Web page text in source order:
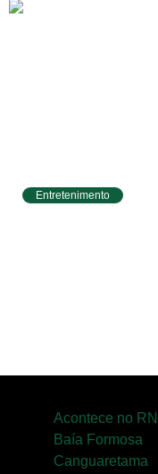
Entretenimento
Acontece no RN
Baía Formosa
Canguaretama